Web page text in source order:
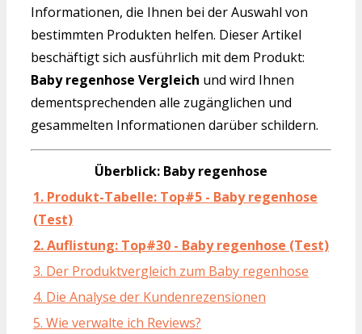
Informationen, die Ihnen bei der Auswahl von
bestimmten Produkten helfen. Dieser Artikel
beschäftigt sich ausführlich mit dem Produkt:
Baby regenhose Vergleich und wird Ihnen
dementsprechenden alle zugänglichen und
gesammelten Informationen darüber schildern.
Überblick: Baby regenhose
1. Produkt-Tabelle: Top#5 - Baby regenhose
(Test)
2. Auflistung: Top#30 - Baby regenhose (Test)
3. Der Produktvergleich zum Baby regenhose
4. Die Analyse der Kundenrezensionen
5. Wie verwalte ich Reviews?